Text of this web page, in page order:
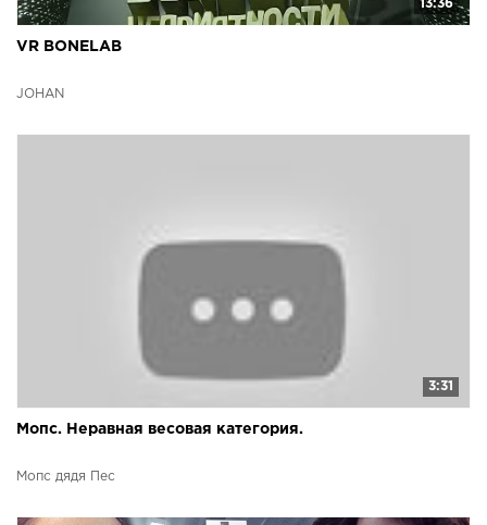
13:36
VR BONELAB
JOHAN
3:31
Мопс. Неравная весовая категория.
Мопс дядя Пес